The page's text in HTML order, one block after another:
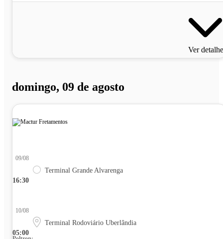
Ver
domingo, 09 de agosto
16:30
09/08
Terminal Grande Alvarenga
05:00
10/08
Terminal Rodoviário Uberlândia